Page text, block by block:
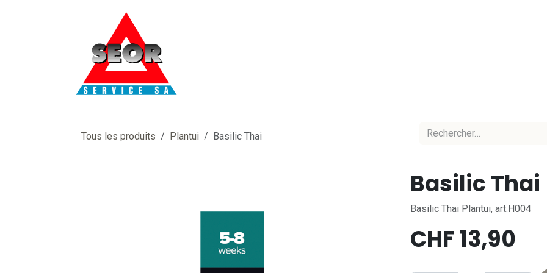
Tous les produits Plantui Basilic Thai
Basilic Thai
Basilic Thai Plantui, art.H004
CHF13,90